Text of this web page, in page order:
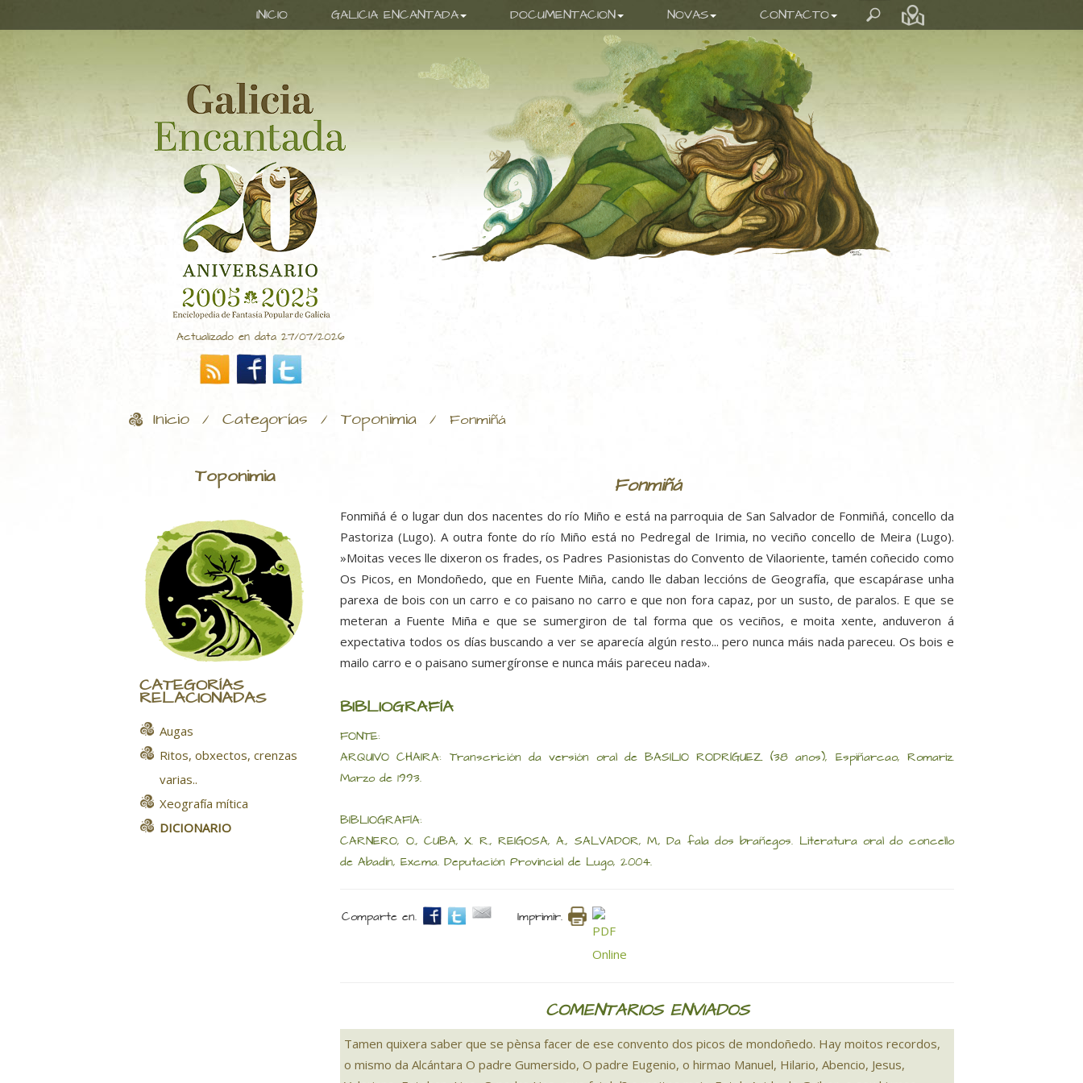
INICIO GALICIA ENCANTADA DOCUMENTACION NOVAS CONTACTO
Actualizado en data 27/07/2026
Inicio / Categorías / Toponimia / Fonmiñá
Toponimia
CATEGORÍAS
RELACIONADAS
Augas
Ritos, obxectos, crenzas
varias..
Xeografía mítica
DICIONARIO
Fonmiñá
Fonmiñá é o lugar dun dos nacentes do río Miño e está na parroquia de San Salvador de Fonmiñá, concello da
Pastoriza (Lugo). A outra fonte do río Miño está no Pedregal de Irimia, no veciño concello de Meira (Lugo).
»Moitas veces lle dixeron os frades, os Padres Pasionistas do Convento de Vilaoriente, tamén coñecido como
Os Picos, en Mondoñedo, que en Fuente Miña, cando lle daban leccións de Geografía, que escapárase unha
parexa de bois con un carro e co paisano no carro e que non fora capaz, por un susto, de paralos. E que se
meteran a Fuente Miña e que se sumergiron de tal forma que os veciños, e moita xente, anduveron á
expectativa todos os días buscando a ver se aparecía algún resto... pero nunca máis nada pareceu. Os bois e
mailo carro e o paisano sumergíronse e nunca máis pareceu nada».
BIBLIOGRAFÍA
FONTE:
ARQUIVO CHAIRA: Transcrición da versión oral de BASILIO RODRÍGUEZ (38 anos), Espiñarcao, Romariz.
Marzo de 1993.
BIBLIOGRAFÍA:
CARNERO, O., CUBA, X. R., REIGOSA, A., SALVADOR, M., Da fala dos brañegos. Literatura oral do concello
de Abadín, Excma. Deputación Provincial de Lugo, 2004.
Comparte en. Imprimir.
COMENTARIOS ENVIADOS
Tamen quixera saber que se pènsa facer de ese convento dos picos de mondoñedo. Hay moitos recordos,
o mismo da Alcántara O padre Gumersido, O padre Eugenio, o hirmao Manuel, Hilario, Abencio, Jesus,